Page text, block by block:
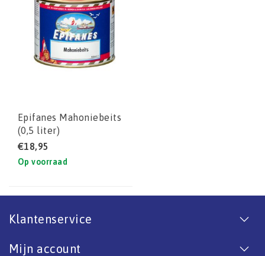
Epifanes Mahoniebeits
(0,5 liter)
€18,95
Op voorraad
Klantenservice
Mijn account